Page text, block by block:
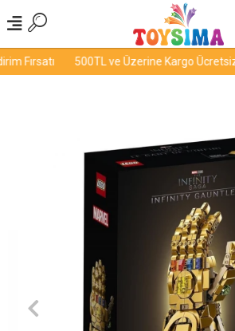
Fırsatı 500TL ve Üzerine Kargo Ücretsiz!